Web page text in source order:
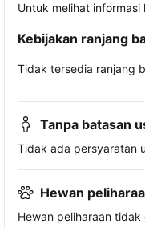
Untuk melihat
Kebijakan ranjang
Tidak tersedia ranjang
Tanpa batasan
Tidak ada persyaratan
Hewan
Hewan peliharaan